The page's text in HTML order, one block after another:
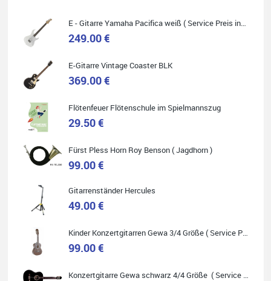
Quelle: Google-Rezension
Helene Balluff
Das Musikhaus Stöppel ist super!
Ich habe eine Westerngitarre gekauft.
Die Qualität und das Preis-Leistungsverhältnis sind erstaunlich.
möchte.
E - Gitarre Yamaha Pacifica weiß ( Service Preis inkl. Werkstatt Service )
249.00 €
E-Gitarre Vintage Coaster BLK
369.00 €
Flötenfeuer Flötenschule im Spielmannszug
29.50 €
Fürst Pless Horn Roy Benson ( Jagdhorn )
99.00 €
Gitarrenständer Hercules
49.00 €
Kinder Konzertgitarren Gewa 3/4 Größe ( Service Preis inkl. Werkstatt Service )
99.00 €
Konzertgitarre Gewa schwarz 4/4 Größe ( Service Preis inkl. Werkstatt Service )